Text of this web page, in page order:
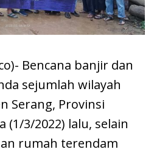
Bencana banjir dan
sejumlah wilayah
Serang, Provinsi
(1/3/2022) lalu, selain
rumah terendam